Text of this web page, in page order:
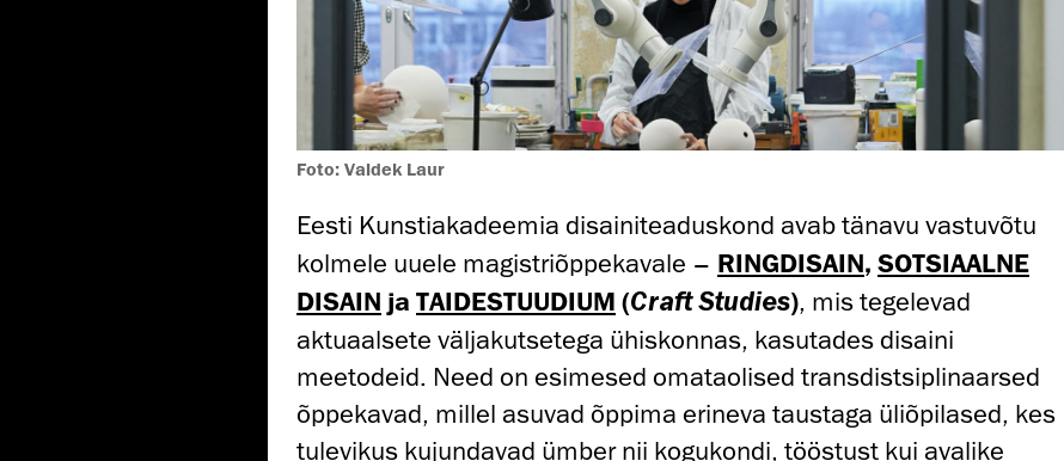
Foto: Valdek Laur
Eesti Kunstiakadeemia disainiteaduskond avab tänavu vastuvõtu
kolmele uuele magistriõppekavale – RINGDISAIN, SOTSIAALNE
DISAIN ja TAIDESTUUDIUM (Craft Studies), mis tegelevad
aktuaalsete väljakutsetega ühiskonnas, kasutades disaini
meetodeid. Need on esimesed omataolised transdistsiplinaarsed
õppekavad, millel asuvad õppima erineva taustaga üliõpilased, kes
tulevikus kujundavad ümber nii kogukondi, tööstust kui avalike